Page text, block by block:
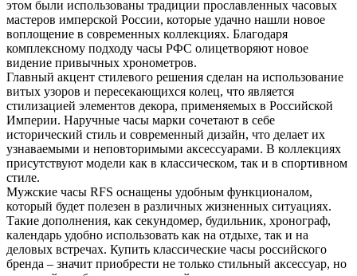
этом были использованы традиции прославленных часовых
мастеров имперской России, которые удачно нашли новое
воплощение в современных коллекциях. Благодаря
комплексному подходу часы РФС олицетворяют новое
видение привычных хронометров.
Главный акцент стилевого решения сделан на использование
витых узоров и пересекающихся колец, что является
стилизацией элементов декора, применяемых в Российской
Империи. Наручные часы марки сочетают в себе
исторический стиль и современный дизайн, что делает их
узнаваемыми и неповторимыми аксессуарами. В коллекциях
присутствуют модели как в классическом, так и в спортивном
стиле.
Мужские часы RFS оснащены удобным функционалом,
который будет полезен в различных жизненных ситуациях.
Такие дополнения, как секундомер, будильник, хронограф,
календарь удобно использовать как на отдыхе, так и на
деловых встречах. Купить классические часы российского
бренда – значит приобрести не только стильный аксессуар, но